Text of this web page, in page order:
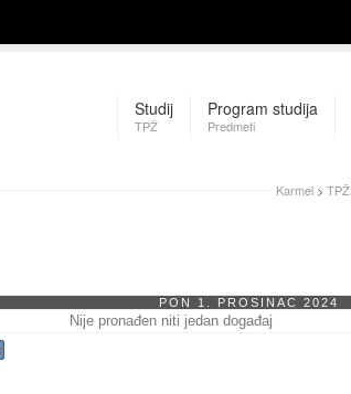
Studij
TPŽ
Program studija
Predmeti
Karmel > TPŽ
PON 1. PROSINAC 2024
Nije pronađen niti jedan događaj